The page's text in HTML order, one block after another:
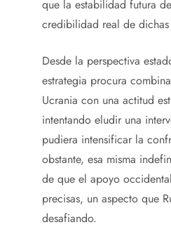
que la estabilidad futura
credibilidad real de dichas
Desde la perspectiva
estrategia procura
Ucrania con una actitud
intentando eludir una
pudiera intensificar la
obstante, esa misma
de que el apoyo
precisas, un aspecto que
desafiando.